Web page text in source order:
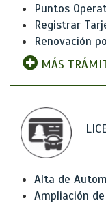
Puntos
Registrar
Renovación
MÁS
Alta de
Ampliación